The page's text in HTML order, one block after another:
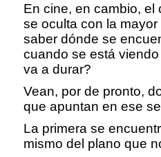
En cine, en cambio, el
se oculta con la
saber dónde se
cuando se está
va a durar?
Vean, por de pronto,
que apuntan en ese
La primera se
mismo del plano que